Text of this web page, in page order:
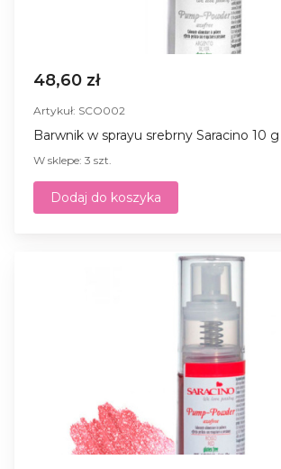
48,60 zł
Artykuł: SCO002
Barwnik w sprayu srebrny Saracino 10 g
W sklepe: 3 szt.
Dodaj do koszyka